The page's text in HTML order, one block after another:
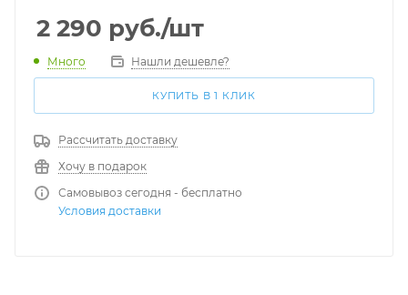
2 290 руб./шт
Много Нашли дешевле?
КУПИТЬ В 1 КЛИК
Рассчитать доставку
Хочу в подарок
Самовывоз сегодня - бесплатно
Условия доставки